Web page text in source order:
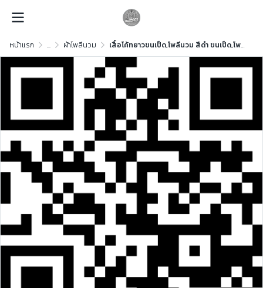
หน้าแรก ... ผ้าโพลีนวม เสื้อโค้ทยาวขนเป็ด,โพลีนวม สีดำ ขนเป็ด,โพลีนวม สีดำ ขนเป็ด,โพลีนวม สีดำ